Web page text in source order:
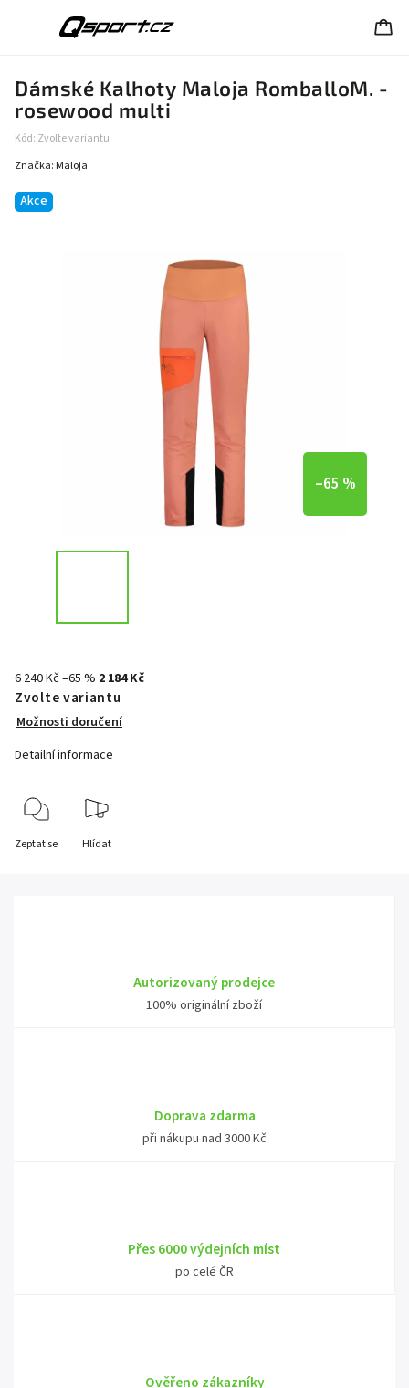
Dámské Kalhoty Maloja RomballoM. -
rosewood multi
Kód: Zvolte variantu
Akce
Značka: Maloja
–65 %
6 240 Kč–65 % 2 184 Kč
Zvolte variantu
Možnosti doručení
Detailní informace
Zeptat se Hlídat
Autorizovaný prodejce
100% originální zboží
Doprava zdarma
při nákupu nad 3000 Kč
Přes 6000 výdejních míst
po celé ČR
Ověřeno zákazníky